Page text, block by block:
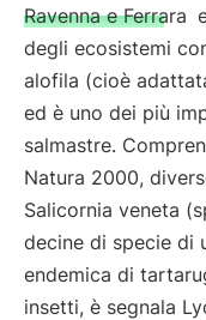
Ravenna e Ferrara
degli ecosistemi
alofila (cioè
ed è uno dei più
salmastre.
Natura 2000,
Salicornia veneta
decine di specie di
endemica di
insetti, è segnala